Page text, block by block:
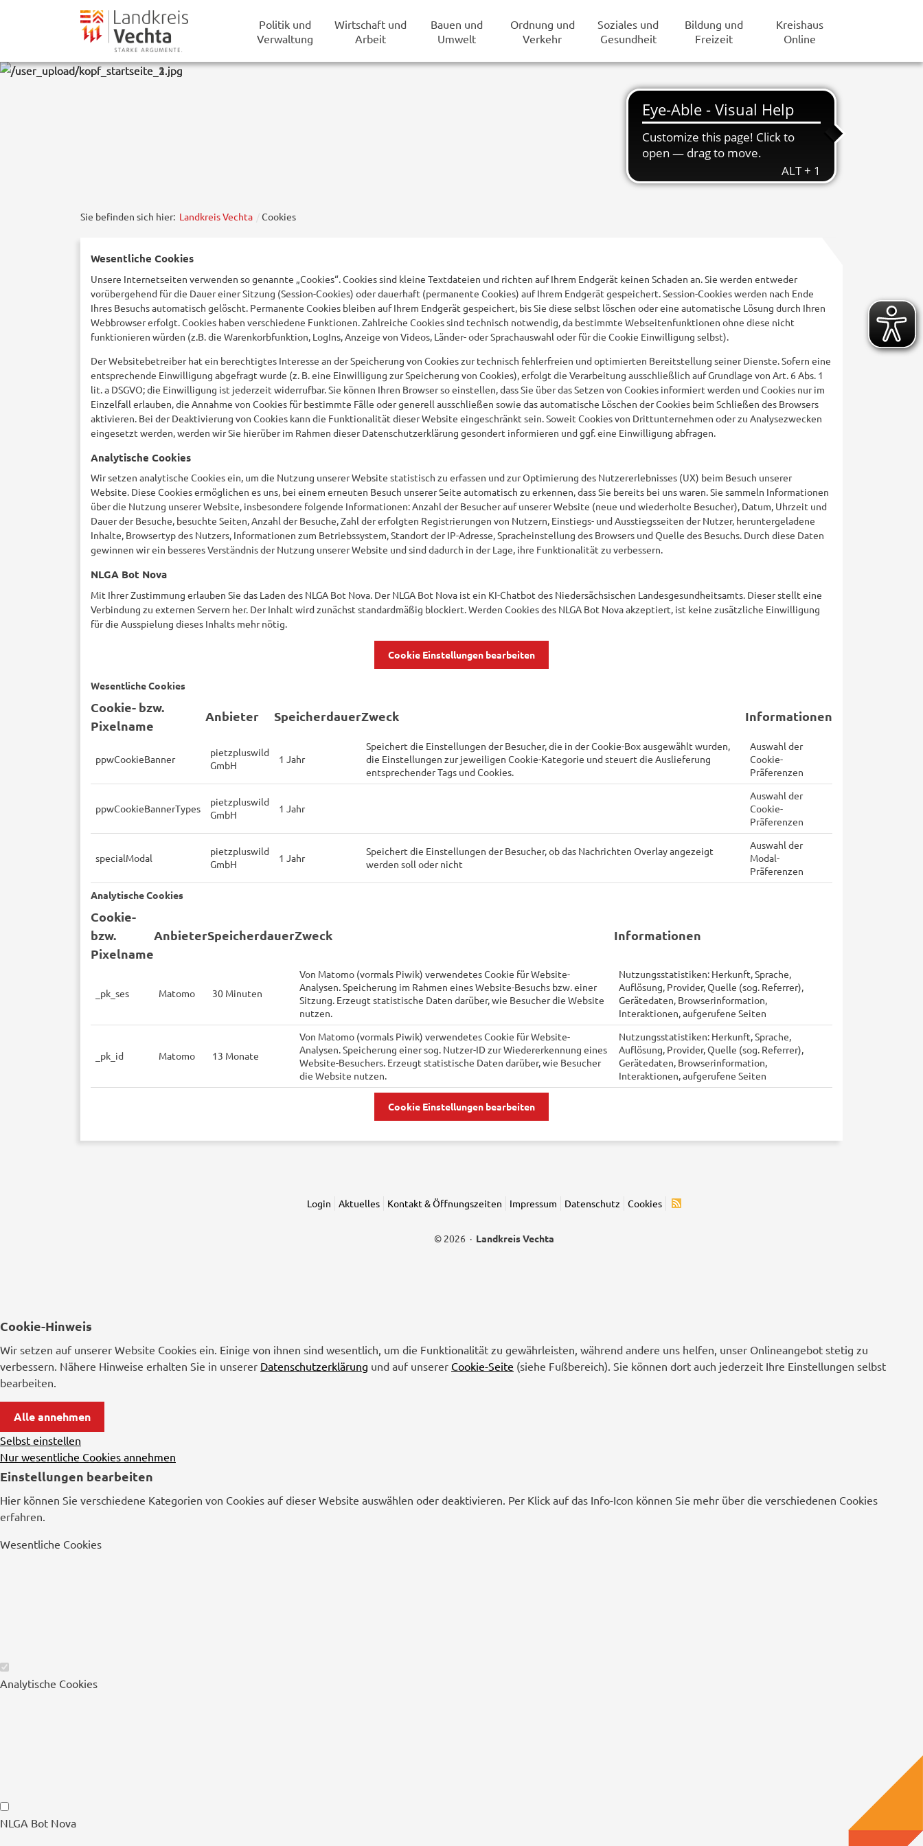
Politik und
Verwaltung
Wirtschaft und
Arbeit
Bauen und
Umwelt
Ordnung und
Verkehr
Soziales und
Gesundheit
Bildung und
Freizeit
Kreishaus
Online
Sie befinden sich hier: Landkreis Vechta Cookies
Wesentliche Cookies
Unsere Internetseiten verwenden so genannte „Cookies“. Cookies sind kleine Textdateien und richten auf Ihrem Endgerät keinen Schaden an. Sie werden entweder
vorübergehend für die Dauer einer Sitzung (Session-Cookies) oder dauerhaft (permanente Cookies) auf Ihrem Endgerät gespeichert. Session-Cookies werden nach Ende
Ihres Besuchs automatisch gelöscht. Permanente Cookies bleiben auf Ihrem Endgerät gespeichert, bis Sie diese selbst löschen oder eine automatische Lösung durch Ihren
Webbrowser erfolgt. Cookies haben verschiedene Funktionen. Zahlreiche Cookies sind technisch notwendig, da bestimmte Webseitenfunktionen ohne diese nicht
funktionieren würden (z.B. die Warenkorbfunktion, LogIns, Anzeige von Videos, Länder- oder Sprachauswahl oder für die Cookie Einwilligung selbst).
Der Websitebetreiber hat ein berechtigtes Interesse an der Speicherung von Cookies zur technisch fehlerfreien und optimierten Bereitstellung seiner Dienste. Sofern eine
entsprechende Einwilligung abgefragt wurde (z. B. eine Einwilligung zur Speicherung von Cookies), erfolgt die Verarbeitung ausschließlich auf Grundlage von Art. 6 Abs. 1
lit. a DSGVO; die Einwilligung ist jederzeit widerrufbar. Sie können Ihren Browser so einstellen, dass Sie über das Setzen von Cookies informiert werden und Cookies nur im
Einzelfall erlauben, die Annahme von Cookies für bestimmte Fälle oder generell ausschließen sowie das automatische Löschen der Cookies beim Schließen des Browsers
aktivieren. Bei der Deaktivierung von Cookies kann die Funktionalität dieser Website eingeschränkt sein. Soweit Cookies von Drittunternehmen oder zu Analysezwecken
eingesetzt werden, werden wir Sie hierüber im Rahmen dieser Datenschutzerklärung gesondert informieren und ggf. eine Einwilligung abfragen.
Analytische Cookies
Wir setzen analytische Cookies ein, um die Nutzung unserer Website statistisch zu erfassen und zur Optimierung des Nutzererlebnisses (UX) beim Besuch unserer
Website. Diese Cookies ermöglichen es uns, bei einem erneuten Besuch unserer Seite automatisch zu erkennen, dass Sie bereits bei uns waren. Sie sammeln Informationen
über die Nutzung unserer Website, insbesondere folgende Informationen: Anzahl der Besucher auf unserer Website (neue und wiederholte Besucher), Datum, Uhrzeit und
Dauer der Besuche, besuchte Seiten, Anzahl der Besuche, Zahl der erfolgten Registrierungen von Nutzern, Einstiegs- und Ausstiegsseiten der Nutzer, heruntergeladene
Inhalte, Browsertyp des Nutzers, Informationen zum Betriebssystem, Standort der IP-Adresse, Spracheinstellung des Browsers und Quelle des Besuchs. Durch diese Daten
gewinnen wir ein besseres Verständnis der Nutzung unserer Website und sind dadurch in der Lage, ihre Funktionalität zu verbessern.
NLGA Bot Nova
Mit Ihrer Zustimmung erlauben Sie das Laden des NLGA Bot Nova. Der NLGA Bot Nova ist ein KI-Chatbot des Niedersächsischen Landesgesundheitsamts. Dieser stellt eine
Verbindung zu externen Servern her. Der Inhalt wird zunächst standardmäßig blockiert. Werden Cookies des NLGA Bot Nova akzeptiert, ist keine zusätzliche Einwilligung
für die Ausspielung dieses Inhalts mehr nötig.
Cookie Einstellungen bearbeiten
Wesentliche Cookies
Cookie- bzw.
Pixelname
Anbieter SpeicherdauerZweck Informationen
ppwCookieBanner
pietzpluswild
GmbH
1 Jahr
Speichert die Einstellungen der Besucher, die in der Cookie-Box ausgewählt wurden,
die Einstellungen zur jeweiligen Cookie-Kategorie und steuert die Auslieferung
entsprechender Tags und Cookies.
Auswahl der
Cookie-
Präferenzen
ppwCookieBannerTypes
pietzpluswild
GmbH
1 Jahr
Auswahl der
Cookie-
Präferenzen
specialModal
pietzpluswild
GmbH
1 Jahr
Speichert die Einstellungen der Besucher, ob das Nachrichten Overlay angezeigt
werden soll oder nicht
Auswahl der
Modal-
Präferenzen
Analytische Cookies
Cookie-
bzw.
Pixelname
AnbieterSpeicherdauerZweck Informationen
_pk_ses Matomo 30 Minuten
Von Matomo (vormals Piwik) verwendetes Cookie für Website-
Analysen. Speicherung im Rahmen eines Website-Besuchs bzw. einer
Sitzung. Erzeugt statistische Daten darüber, wie Besucher die Website
nutzen.
Nutzungsstatistiken: Herkunft, Sprache,
Auflösung, Provider, Quelle (sog. Referrer),
Gerätedaten, Browserinformation,
Interaktionen, aufgerufene Seiten
_pk_id Matomo 13 Monate
Von Matomo (vormals Piwik) verwendetes Cookie für Website-
Analysen. Speicherung einer sog. Nutzer-ID zur Wiedererkennung eines
Website-Besuchers. Erzeugt statistische Daten darüber, wie Besucher
die Website nutzen.
Nutzungsstatistiken: Herkunft, Sprache,
Auflösung, Provider, Quelle (sog. Referrer),
Gerätedaten, Browserinformation,
Interaktionen, aufgerufene Seiten
Cookie Einstellungen bearbeiten
Login Aktuelles Kontakt & Öffnungszeiten Impressum Datenschutz Cookies
© 2026 · Landkreis Vechta
Cookie-Hinweis
Wir setzen auf unserer Website Cookies ein. Einige von ihnen sind wesentlich, um die Funktionalität zu gewährleisten, während andere uns helfen, unser Onlineangebot stetig zu
verbessern. Nähere Hinweise erhalten Sie in unserer Datenschutzerklärung und auf unserer Cookie-Seite (siehe Fußbereich). Sie können dort auch jederzeit Ihre Einstellungen selbst
bearbeiten.
Alle annehmen
Selbst einstellen
Nur wesentliche Cookies annehmen
Einstellungen bearbeiten
Hier können Sie verschiedene Kategorien von Cookies auf dieser Website auswählen oder deaktivieren. Per Klick auf das Info-Icon können Sie mehr über die verschiedenen Cookies
erfahren.
Wesentliche Cookies
Wesentliche
Cookies
Analytische Cookies
Analytische
Cookies
NLGA Bot Nova